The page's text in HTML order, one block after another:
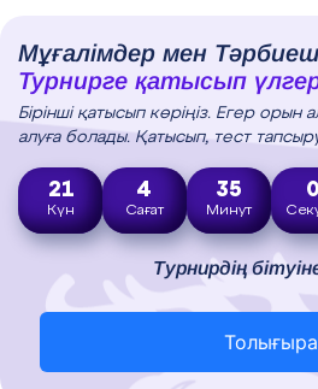
Мұғалімдер мен
Турнирге қатысып
Бірінші қатысып көріңіз. Егер
алуға болады. Қатысып, тест
21
Күн
4
Сағат
34
Минут
58
Турнирдің